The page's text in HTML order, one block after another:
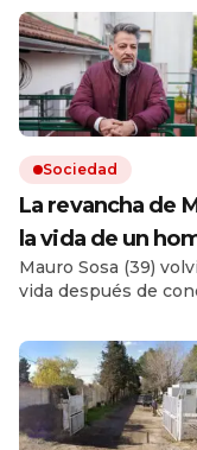
Sociedad
La revancha de
la vida de un
que vivía en la
pudo
rumbo: «Ya no
reprocho»
Mauro Sosa (39)
vida después de
incertidumbre de
techo. Hoy trabaja y
un departamento.
importante fue
cuenta de que